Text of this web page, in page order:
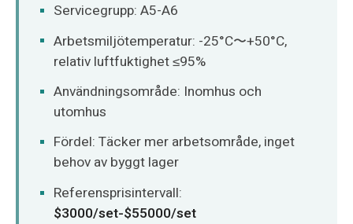
Servicegrupp: A5-A6
Arbetsmiljötemperatur: -25°C〜+50°C,
relativ luftfuktighet ≤95%
Användningsområde: Inomhus och
utomhus
Fördel: Täcker mer arbetsområde, inget
behov av byggt lager
Referensprisintervall:
$3000/set-$55000/set